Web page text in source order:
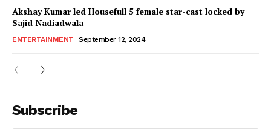
Akshay Kumar led Housefull 5 female star-cast locked by
Sajid Nadiadwala
ENTERTAINMENT September 12, 2024
Subscribe